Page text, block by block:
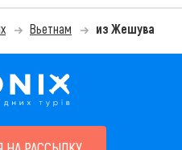
Вьетнам из Жешува